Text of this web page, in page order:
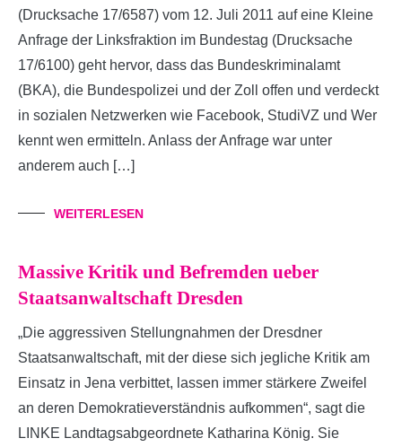
(Drucksache 17/6587) vom 12. Juli 2011 auf eine Kleine
Anfrage der Linksfraktion im Bundestag (Drucksache
17/6100) geht hervor, dass das Bundeskriminalamt
(BKA), die Bundespolizei und der Zoll offen und verdeckt
in sozialen Netzwerken wie Facebook, StudiVZ und Wer
kennt wen ermitteln. Anlass der Anfrage war unter
anderem auch […]
WEITERLESEN
Massive Kritik und Befremden ueber
Staatsanwaltschaft Dresden
„Die aggressiven Stellungnahmen der Dresdner
Staatsanwaltschaft, mit der diese sich jegliche Kritik am
Einsatz in Jena verbittet, lassen immer stärkere Zweifel
an deren Demokratieverständnis aufkommen“, sagt die
LINKE Landtagsabgeordnete Katharina König. Sie